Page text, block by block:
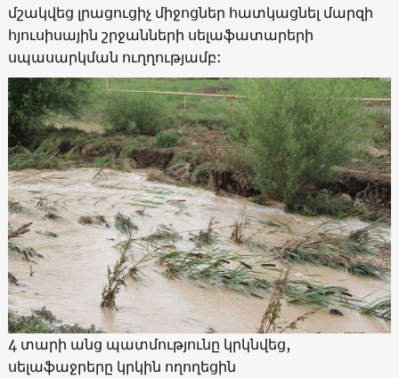
մշակվեց լրացուցիչ միջոցներ հատկացնել մարզի
հյուսիսային շրջանների սելաֆատարերի
սպասարկման ուղղությամբ:
4 տարի անց պատմությունը կրկնվեց,
սելաֆաջրերը կրկին ողողեցին